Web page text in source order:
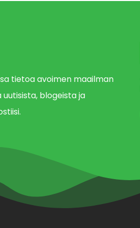
tietoa avoimen maailman
blogeista ja